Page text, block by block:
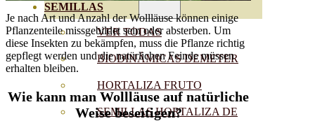
SEMILLAS
VER TODAS
BIODINÁMICAS DEMETER
HORTALIZA FRUTO
SEMILLAS HORTALIZA DE
Je nach Art und Anzahl der Wollläuse können einige
Pflanzenteile missgebildet sein oder absterben. Um
diese Insekten zu bekämpfen, muss die Pflanze richtig
gepflegt werden und die natürlichen Feinde müssen
erhalten bleiben.
Wie kann man Wollläuse auf natürliche
Weise beseitigen?